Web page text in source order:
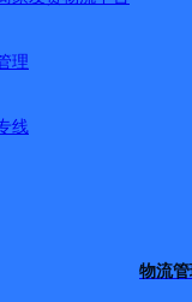
理
线
物流